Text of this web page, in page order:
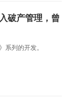
破产管理，曾
系列的开发。